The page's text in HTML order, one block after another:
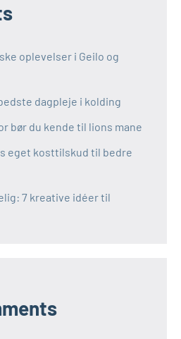
oplevelser i Geilo og
dagpleje i kolding
bør du kende til lions mane
eget kosttilskud til bedre
7 kreative idéer til